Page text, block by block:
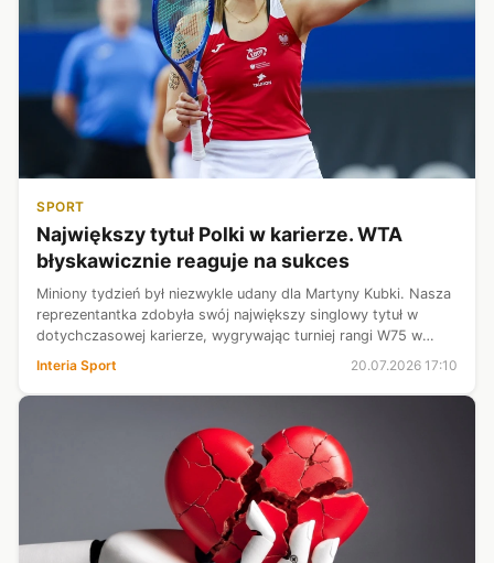
SPORT
Największy tytuł Polki w karierze. WTA
błyskawicznie reaguje na sukces
Miniony tydzień był niezwykle udany dla Martyny Kubki. Nasza
reprezentantka zdobyła swój największy singlowy tytuł w
dotychczasowej karierze, wygrywając turniej rangi W75 w
Vitoria-Gasteiz. Teraz na sukces Polki reaguje WTA, publikując
najnowsze noto...
Interia Sport 20.07.2026 17:10